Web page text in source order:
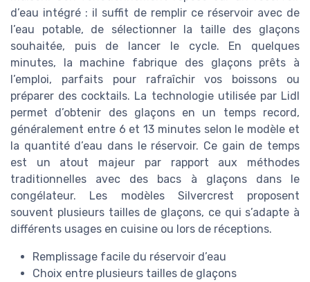
d’eau intégré : il suffit de remplir ce réservoir avec de
l’eau potable, de sélectionner la taille des glaçons
souhaitée, puis de lancer le cycle. En quelques
minutes, la machine fabrique des glaçons prêts à
l’emploi, parfaits pour rafraîchir vos boissons ou
préparer des cocktails. La technologie utilisée par Lidl
permet d’obtenir des glaçons en un temps record,
généralement entre 6 et 13 minutes selon le modèle et
la quantité d’eau dans le réservoir. Ce gain de temps
est un atout majeur par rapport aux méthodes
traditionnelles avec des bacs à glaçons dans le
congélateur. Les modèles Silvercrest proposent
souvent plusieurs tailles de glaçons, ce qui s’adapte à
différents usages en cuisine ou lors de réceptions.
Remplissage facile du réservoir d’eau
Choix entre plusieurs tailles de glaçons